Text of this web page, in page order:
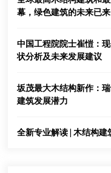
二次装修市场能否成木门救市“良药”
2012年3月28日
2012年9月23日
幕，绿色建筑的未来已来
中国工程院院士崔愷：
状分析及未来发展建议
坂茂最大木结构新作：
建筑发展潜力
全新专业解读 | 木结构建